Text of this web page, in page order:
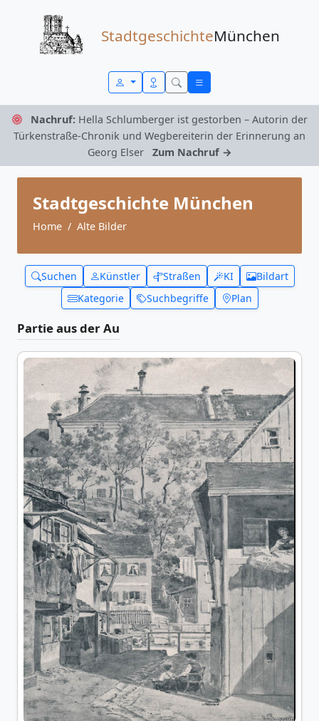
StadtgeschichteMünchen
Nachruf: Hella Schlumberger ist gestorben – Autorin der
Türkenstraße-Chronik und Wegbereiterin der Erinnerung an
Georg Elser
Zum Nachruf →
Stadtgeschichte München
Home Alte Bilder
Suchen Künstler Straßen KI
Bildart
Kategorie
Suchbegriffe Plan
Partie aus der Au